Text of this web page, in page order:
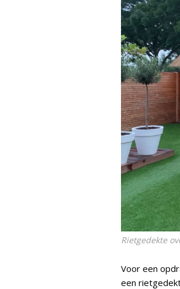
Rietgedekte
Voor een
een